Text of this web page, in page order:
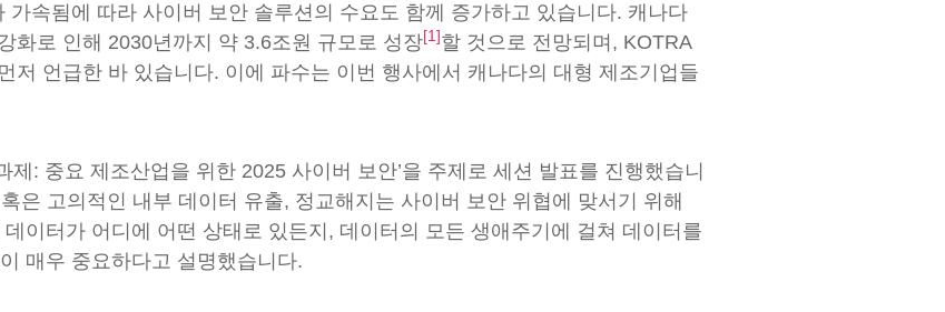
속됨에 따라 사이버 보안 솔루션의 수요도 함께 증가하고 있습니다. 캐나다
화로 인해 2030년까지 약 3.6조원 규모로 성장[1] 할 것으로 전망되며, KOTRA
언급한 바 있습니다. 이에 파수는 이번 행사에서 캐나다의 대형 제조기업들
: 중요 제조산업을 위한 2025 사이버 보안’을 주제로 세션 발표를 진행했습니
은 고의적인 내부 데이터 유출, 정교해지는 사이버 보안 위협에 맞서기 위해
이터가 어디에 어떤 상태로 있든지, 데이터의 모든 생애주기에 걸쳐 데이터를
매우 중요하다고 설명했습니다.